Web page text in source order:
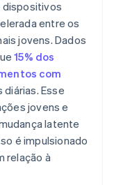
dispositivos
entre os
jovens. Dados
15% dos
com
Esse
jovens e
latente
é impulsionado
relação à